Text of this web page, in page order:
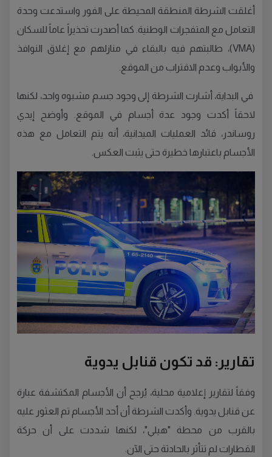
أغلقت الشرطة المنطقة المحيطة على الفور واستدعت وحدة
التعامل مع المتفجرات الوطنية. كما أصدرت تحذيراً عاماً للسكان
(VMA)، طالبتهم فيه بالبقاء في منازلهم مع إغلاق النوافذ
والأبواب وعدم الاقتراب من الموقع.
في البداية، أشارت الشرطة إلى وجود جسم مشبوه واحد، لكنها
لاحقاً أكدت وجود عدة أجسام في الموقع. وأوضح إيدي
روساندر، قائد العمليات الميدانية، أنه يتم التعامل مع هذه
الأجسام باعتبارها خطيرة حتى يثبت العكس.
تقارير: قد تكون قنابل يدوية
وفقاً لتقارير إعلامية محلية، يُرجح أن الأجسام المكتشفة عبارة
عن قنابل يدوية. وأكدت الشرطة أن أحد الأجسام تم العثور عليه
بالقرب من محطة "هيلي"، لكنها شددت على أن حركة
القطارات لم تتأثر بالحادثة حتى الآن.